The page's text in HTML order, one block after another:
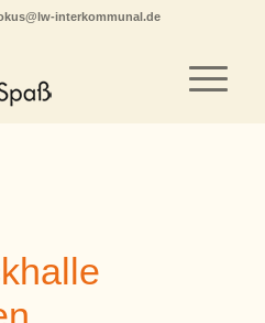
interkommunal.de